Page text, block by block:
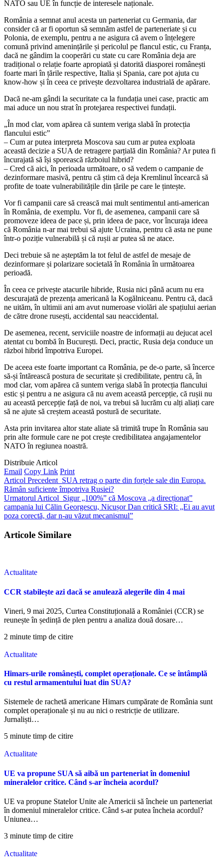
NATO sau UE în funcție de interesele naționale.
România a semnat anul acesta un parteneriat cu Germania, dar
consider că ar fi oportun să semnăm astfel de parteneriate și cu
Polonia, de exemplu, pentru a ne asigura că avem o înțelegere
comună privind amenințările și pericolul pe flancul estic, cu Franța,
dacă ne gândim la cooperări cu state cu care România deja are
tradițional o relație foarte apropiată și datorită diasporei românești
foarte mari în țările respective, Italia și Spania, care pot ajuta cu
know-how și în ceea ce privește dezvoltarea industrială de apărare.
Dacă ne-am gândi la securitate ca la fundația unei case, practic am
mai aduce un nou strat în protejarea respectivei fundații.
„În mod clar, vom apărea că suntem veriga slabă în protecția
flancului estic”
– Cum ar putea interpreta Moscova sau cum ar putea exploata
această decizie a SUA de retragere parțială din România? Ar putea fi
încurajată să își sporească războiul hibrid?
– Cred că aici, în perioada următoare, o să vedem o campanie de
dezinformare masivă, pentru că știm că deja Kremlinul încearcă să
profite de toate vulnerabilitățile din țările pe care le țintește.
Vor fi campanii care să crească mai mult sentimentul anti-american
în România, de exemplu. Vor fi, de asemenea, campanii care să
promoveze ideea de pace și, prin ideea de pace, vor încuraja ideea
că România n-ar mai trebui să ajute Ucraina, pentru că asta ne pune
într-o poziție vulnerabilă și că rușii ar putea să ne atace.
Deci trebuie să ne așteptăm la tot felul de astfel de mesaje de
dezinformare și polarizare societală în România în următoarea
perioadă.
În ceea ce privește atacurile hibride, Rusia nici până acum nu era
descurajată de prezența americană la Kogălniceanu. Pentru că, dacă
ne uităm, în ultimii ani am avut numeroase violări ale spațiului aerian
de către drone rusești, accidental sau neaccidental.
De asemenea, recent, serviciile noastre de informații au dejucat acel
atentat cu bombă în București. Deci, practic, Rusia deja conduce un
război hibrid împotriva Europei.
De aceea este foarte important ca România, pe de-o parte, să încerce
să-și întărească postura de securitate și credibilitate, pentru că, în
mod clar, vom apărea că suntem veriga slabă în protecția flancului
estic și pentru a ne asigura că nu avem această percepție, că rușii nu
au această percepție față de noi, va trebui să lucrăm cu alți aliați care
să ne ajute să creștem această postură de securitate.
Asta prin invitarea altor state aliate să trimită trupe în România sau
prin alte formule care ne pot crește credibilitatea angajamentelor
NATO în regiunea noastră.
Distribuie Articol
Email Copy Link Print
Articol Precedent SUA retrag o parte din forțele sale din Europa.
Rămân suficiente împotriva Rusiei?
Urmatorul Articol Sigur „100%” că Moscova „a direcționat”
campania lui Călin Georgescu, Nicușor Dan critică SRI: „Ei au avut
poza corectă, dar n-au văzut mecanismul”
Articole Similare
Actualitate
CCR stabilește azi dacă se anulează alegerile din 4 mai
Vineri, 9 mai 2025, Curtea Constituțională a României (CCR) se
reunește în ședință de plen pentru a analiza două dosare…
2 minute timp de citire
Actualitate
Himars-urile românești, complet operaționale. Ce se întâmplă
cu restul armamentului luat din SUA?
Sistemele de rachetă americane Himars cumpărate de România sunt
complet operaționale și nu au nici o restricție de utilizare.
Jurnaliști…
5 minute timp de citire
Actualitate
UE va propune SUA să aibă un parteneriat în domeniul
mineralelor critice. Când s-ar încheia acordul?
UE va propune Statelor Unite ale Americii să încheie un parteneriat
în domeniul mineralelor critice. Când s-ar putea încheia acordul?
Uniunea…
3 minute timp de citire
Actualitate